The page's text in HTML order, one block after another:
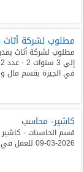
مطلوب لشركة أثاث في
في الجيزة بقسم مال
كاشير- محاسب
قسم الحاسبات -
2026-03-09 للعمل في القاهرة بقسم مال ومحاسبة